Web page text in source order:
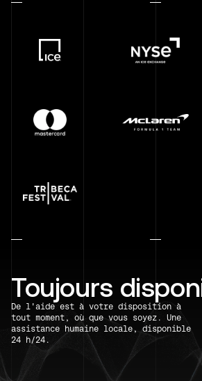
Toujours
De l'aide est à votre disposition à
tout moment, où que vous soyez. Une
assistance humaine locale, disponible
24 h/24.